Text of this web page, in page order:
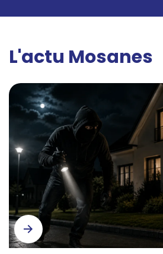
L'actu Mosanes